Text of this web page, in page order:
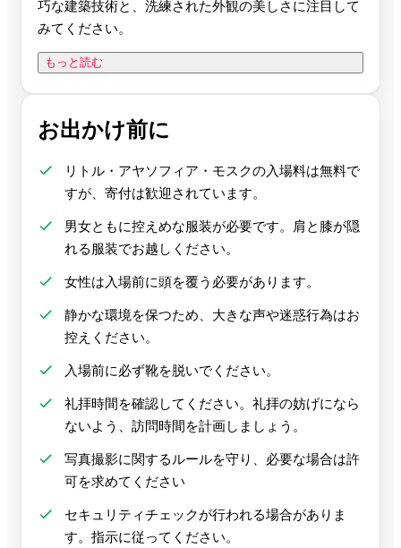
巧な建築技術と、洗練された外観の美しさに注目して
みてください。
もっと読む
お出かけ前に
リトル・アヤソフィア・モスクの入場料は無料で
すが、寄付は歓迎されています。
男女ともに控えめな服装が必要です。肩と膝が隠
れる服装でお越しください。
女性は入場前に頭を覆う必要があります。
静かな環境を保つため、大きな声や迷惑行為はお
控えください。
入場前に必ず靴を脱いでください。
礼拝時間を確認してください。礼拝の妨げになら
ないよう、訪問時間を計画しましょう。
写真撮影に関するルールを守り、必要な場合は許
可を求めてください
セキュリティチェックが行われる場合がありま
す。指示に従ってください。